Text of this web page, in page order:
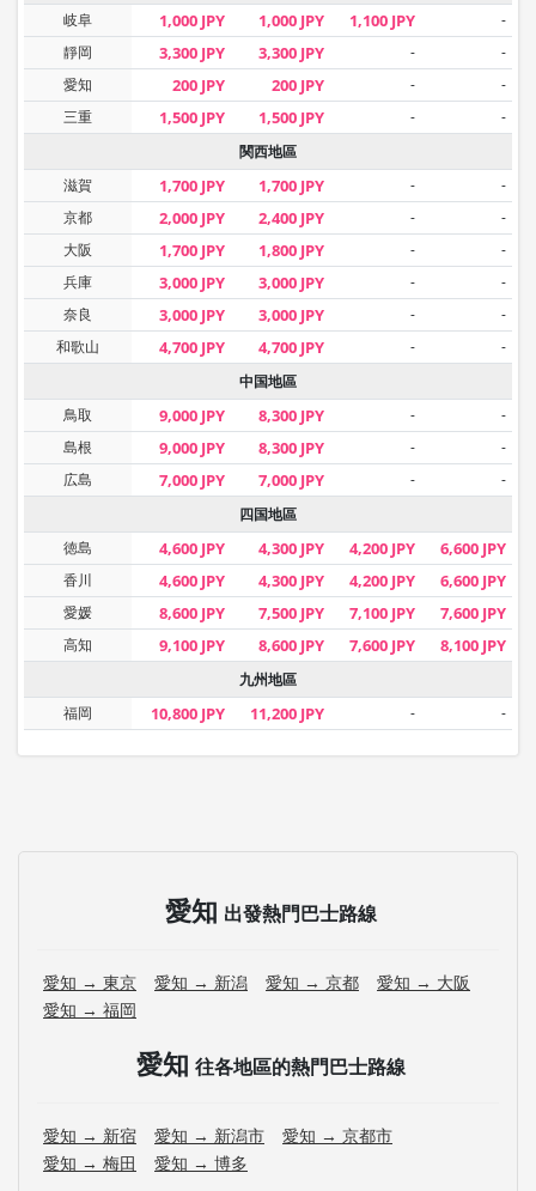
岐阜
1,000 JPY 1,000 JPY 1,100 JPY
-
靜岡
3,300 JPY 3,300 JPY -
-
愛知
200 JPY 200 JPY -
-
三重
1,500 JPY 1,500 JPY -
-
関西地區
滋賀
1,700 JPY 1,700 JPY -
-
京都
2,000 JPY 2,400 JPY -
-
大阪
1,700 JPY 1,800 JPY -
-
兵庫
3,000 JPY 3,000 JPY -
-
奈良
3,000 JPY 3,000 JPY -
-
和歌山
4,700 JPY 4,700 JPY -
-
中国地區
鳥取
9,000 JPY 8,300 JPY -
-
島根
9,000 JPY 8,300 JPY -
-
広島
7,000 JPY 7,000 JPY -
-
四国地區
徳島
4,600 JPY 4,300 JPY 4,200 JPY 6,600 JPY
香川 4,600 JPY 4,300 JPY 4,200 JPY 6,600 JPY
愛媛 8,600 JPY 7,500 JPY 7,100 JPY 7,600 JPY
高知 9,100 JPY 8,600 JPY 7,600 JPY 8,100 JPY
九州地區
福岡
10,800 JPY 11,200 JPY - -
愛知 出發熱門巴士路線
愛知 → 東京 愛知 → 新潟 愛知 → 京都
愛知 → 大阪
愛知 → 福岡
愛知 往各地區的熱門巴士路線
愛知 → 新宿 愛知 → 新潟市
愛知 → 京都市
愛知 → 梅田
愛知 → 博多